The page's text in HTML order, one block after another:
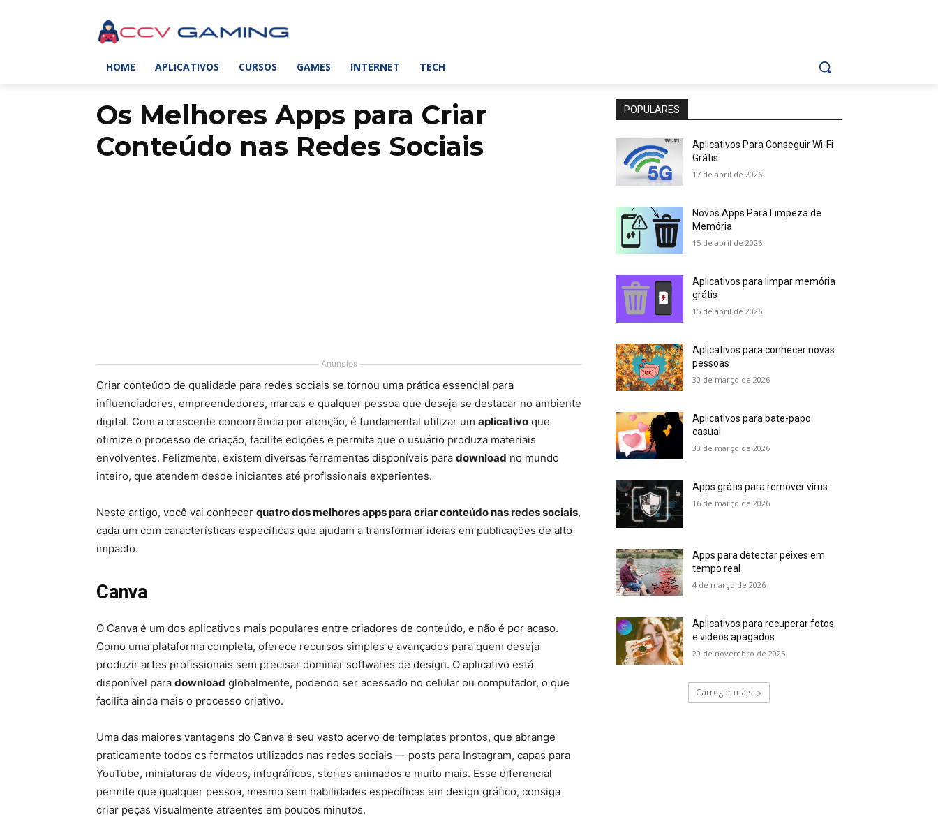
HOME APLICATIVOS CURSOS GAMES INTERNET TECH
Os Melhores Apps para Criar
Conteúdo nas Redes Sociais
Anúncios
Criar conteúdo de qualidade para redes sociais se tornou uma prática essencial para
influenciadores, empreendedores, marcas e qualquer pessoa que deseja se destacar no ambiente
digital. Com a crescente concorrência por atenção, é fundamental utilizar um aplicativo que
otimize o processo de criação, facilite edições e permita que o usuário produza materiais
envolventes. Felizmente, existem diversas ferramentas disponíveis para download no mundo
inteiro, que atendem desde iniciantes até profissionais experientes.
Neste artigo, você vai conhecer quatro dos melhores apps para criar conteúdo nas redes sociais,
cada um com características específicas que ajudam a transformar ideias em publicações de alto
impacto.
Canva
O Canva é um dos aplicativos mais populares entre criadores de conteúdo, e não é por acaso.
Como uma plataforma completa, oferece recursos simples e avançados para quem deseja
produzir artes profissionais sem precisar dominar softwares de design. O aplicativo está
disponível para download globalmente, podendo ser acessado no celular ou computador, o que
facilita ainda mais o processo criativo.
Uma das maiores vantagens do Canva é seu vasto acervo de templates prontos, que abrange
praticamente todos os formatos utilizados nas redes sociais — posts para Instagram, capas para
YouTube, miniaturas de vídeos, infográficos, stories animados e muito mais. Esse diferencial
permite que qualquer pessoa, mesmo sem habilidades específicas em design gráfico, consiga
criar peças visualmente atraentes em poucos minutos.
POPULARES
Aplicativos Para Conseguir Wi-Fi
Grátis
17 de abril de 2026
Novos Apps Para Limpeza de
Memória
15 de abril de 2026
Aplicativos para limpar memória
grátis
15 de abril de 2026
Aplicativos para conhecer novas
pessoas
30 de março de 2026
Aplicativos para bate-papo
casual
30 de março de 2026
Apps grátis para remover vírus
16 de março de 2026
Apps para detectar peixes em
tempo real
4 de março de 2026
Aplicativos para recuperar fotos
e vídeos apagados
29 de novembro de 2025
Carregar mais